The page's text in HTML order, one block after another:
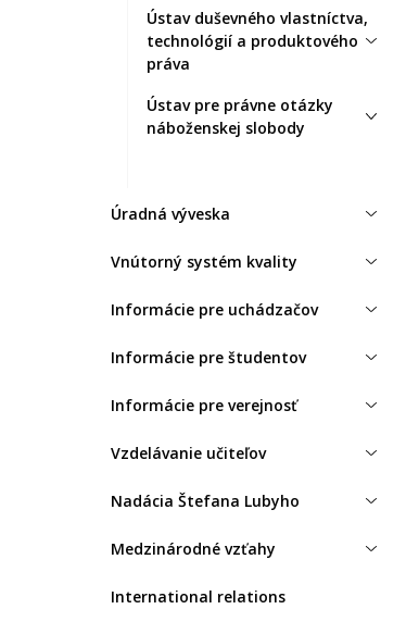
Ústav duševného vlastníctva,
technológií a produktového
práva
Ústav pre právne otázky
náboženskej slobody
Úradná výveska
Vnútorný systém kvality
Informácie pre uchádzačov
Informácie pre študentov
Informácie pre verejnosť
Vzdelávanie učiteľov
Nadácia Štefana Lubyho
Medzinárodné vzťahy
International relations